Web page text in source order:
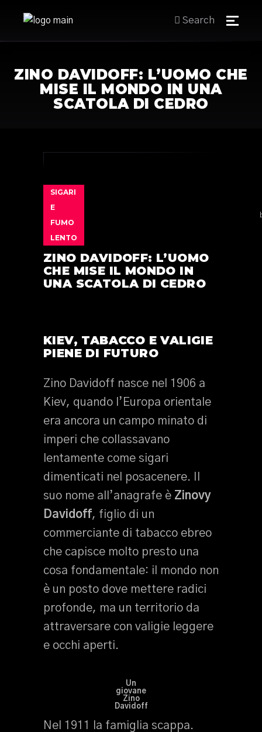
Search
ZINO DAVIDOFF: L’UOMO CHE
MISE IL MONDO IN UNA
SCATOLA DI CEDRO
SIGARI
E
FUMO
LENTO
ZINO DAVIDOFF: L’UOMO
CHE MISE IL MONDO IN
UNA SCATOLA DI CEDRO
KIEV, TABACCO E VALIGIE
PIENE DI FUTURO
Zino Davidoff nasce nel 1906 a
Kiev, quando l’Europa orientale
era ancora un campo minato di
imperi che collassavano
lentamente come sigari
dimenticati nel posacenere. Il
suo nome all’anagrafe è Zinovy
Davidoff, figlio di un
commerciante di tabacco ebreo
che capisce molto presto una
cosa fondamentale: il mondo non
è un posto dove mettere radici
profonde, ma un territorio da
attraversare con valigie leggere
e occhi aperti.
Un
giovane
Zino
Davidoff
Nel 1911 la famiglia scappa.